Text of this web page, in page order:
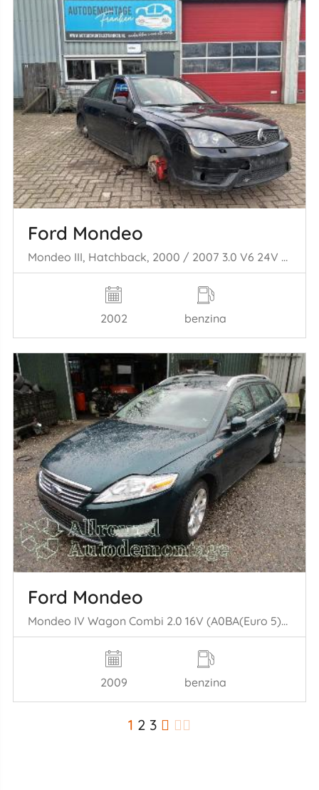
Ford Mondeo
Mondeo III, Hatchback, 2000 / 2007 3.0 V6 24V ST220
2002 benzina
Ford Mondeo
Mondeo IV Wagon Combi 2.0 16V (A0BA(Euro 5)) [107kW] (03-2007/01-2015= )
2009 benzina
1 2 3